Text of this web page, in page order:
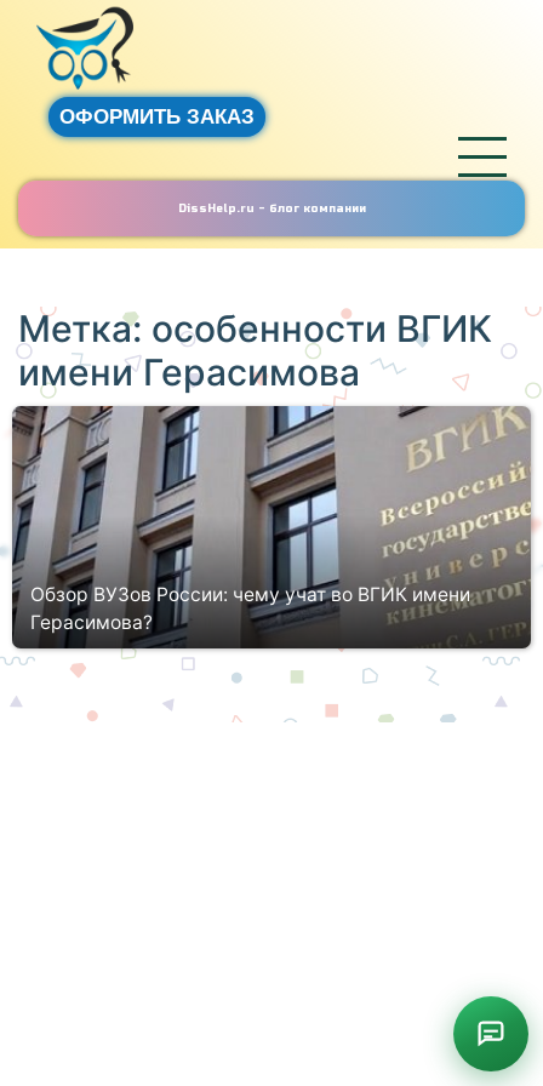
ОФОРМИТЬ ЗАКАЗ
DissHelp.ru - блог компании
Метка: особенности ВГИК
имени Герасимова
Обзор ВУЗов России: чему учат во ВГИК имени
Герасимова?
Одним из сильнейших и престижнейших университетов страны,
сфере искусства, творчества, является всероссийский